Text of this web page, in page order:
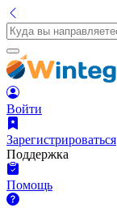
Войти
Зарегистрироваться
Поддержка
Помощь